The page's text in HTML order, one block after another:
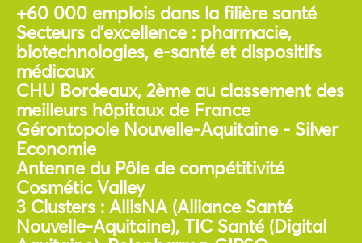
+60 000 emplois dans la filière santé
Secteurs d’excellence : pharmacie,
biotechnologies, e-santé et dispositifs
médicaux
CHU Bordeaux, 2ème au classement des
meilleurs hôpitaux de France
Gérontopole Nouvelle-Aquitaine - Silver
Economie
Antenne du Pôle de compétitivité
Cosmétic Valley
3 Clusters : AllisNA (Alliance Santé
Nouvelle-Aquitaine), TIC Santé (Digital